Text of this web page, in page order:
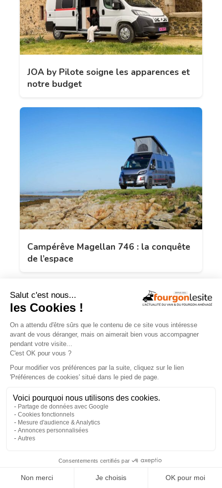
JOA by Pilote soigne les apparences et
notre budget
Campérêve Magellan 746 : la conquête
de l’espace
TROUVEZ
PRÈS DE CHEZ VOUS !
260professionnels de l'aménagement de vans
et de fourgons référencés partout en France !
Recherche
géolocalisée
par services
aménageurs